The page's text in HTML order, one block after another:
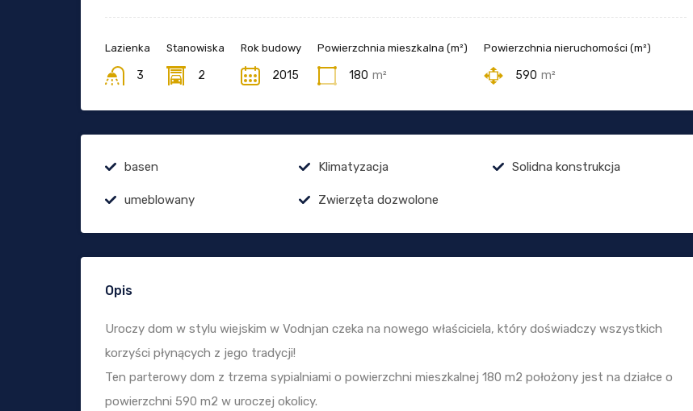
Lazienka
3
Stanowiska
2
Rok budowy
2015
Powierzchnia mieszkalna (m²)
180 m²
Powierzchnia nieruchomości (m²)
590 m²
basen Klimatyzacja Solidna konstrukcja
umeblowany Zwierzęta dozwolone
Opis
Uroczy dom w stylu wiejskim w Vodnjan czeka na nowego właściciela, który doświadczy wszystkich
korzyści płynących z jego tradycji!
Ten parterowy dom z trzema sypialniami o powierzchni mieszkalnej 180 m2 położony jest na działce o
powierzchni 590 m2 w uroczej okolicy.